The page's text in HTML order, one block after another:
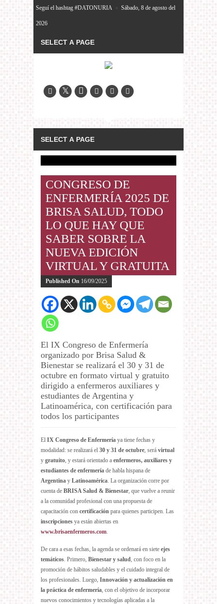
Seguí el hashtag #DATONURIA » Sábado, 8 de agosto del
2026
CONGRESO DE
ENFERMERÍA 2025 DE
BRISA SALUD, TODO
LO QUE HAY QUE
SABER SOBRE LA
NUEVA EDICIÓN
VIRTUAL Y GRATUITA
Published On 16/09/2025
El IX Congreso de Enfermería
organizado por Brisa Salud &
Bienestar se realizará el 30 y 31 de
octubre en formato virtual y gratuito
dirigido a enfermeros auxiliares y
estudiantes de Argentina y
Latinoamérica, con certificación para
todos los participantes
El IX Congreso de Enfermería ya tiene fechas y
modalidad: se realizará el 30 y 31 de octubre , será virtual
y gratuito , y estará orientado a enfermeros, auxiliares y
estudiantes de enfermería de habla hispana de
Argentina y Latinoamérica . La organización corre por
cuenta de BRISA Salud & Bienestar , que vuelve a reunir
a la comunidad profesional con una propuesta de
capacitación con certificación para quienes participen. Las
inscripciones ya están abiertas en
www.brisaenfermeros.com
De cara a esas fechas, la agenda se ordenará en siete ejes
temáticos . Primero, Bienestar y salud , con foco en la
promoción de hábitos saludables y el cuidado integral de
los profesionales. Luego, Innovación y actualización en
la práctica de enfermería , con el objetivo de incorporar
nuevos conocimientos y tecnologías aplicadas a la